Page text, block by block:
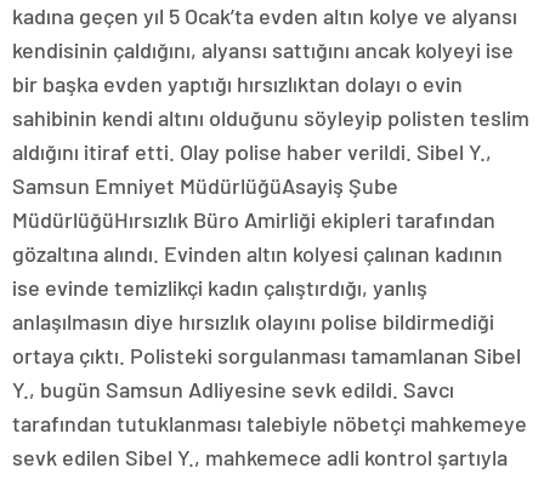
kadına geçen yıl 5 Ocak’ta evden altın kolye ve alyansı
kendisinin çaldığını, alyansı sattığını ancak kolyeyi ise
bir başka evden yaptığı hırsızlıktan dolayı o evin
sahibinin kendi altını olduğunu söyleyip polisten teslim
aldığını itiraf etti. Olay polise haber verildi. Sibel Y.,
Samsun Emniyet MüdürlüğüAsayiş Şube
MüdürlüğüHırsızlık Büro Amirliği ekipleri tarafından
gözaltına alındı. Evinden altın kolyesi çalınan kadının
ise evinde temizlikçi kadın çalıştırdığı, yanlış
anlaşılmasın diye hırsızlık olayını polise bildirmediği
ortaya çıktı. Polisteki sorgulanması tamamlanan Sibel
Y., bugün Samsun Adliyesine sevk edildi. Savcı
tarafından tutuklanması talebiyle nöbetçi mahkemeye
sevk edilen Sibel Y., mahkemece adli kontrol şartıyla